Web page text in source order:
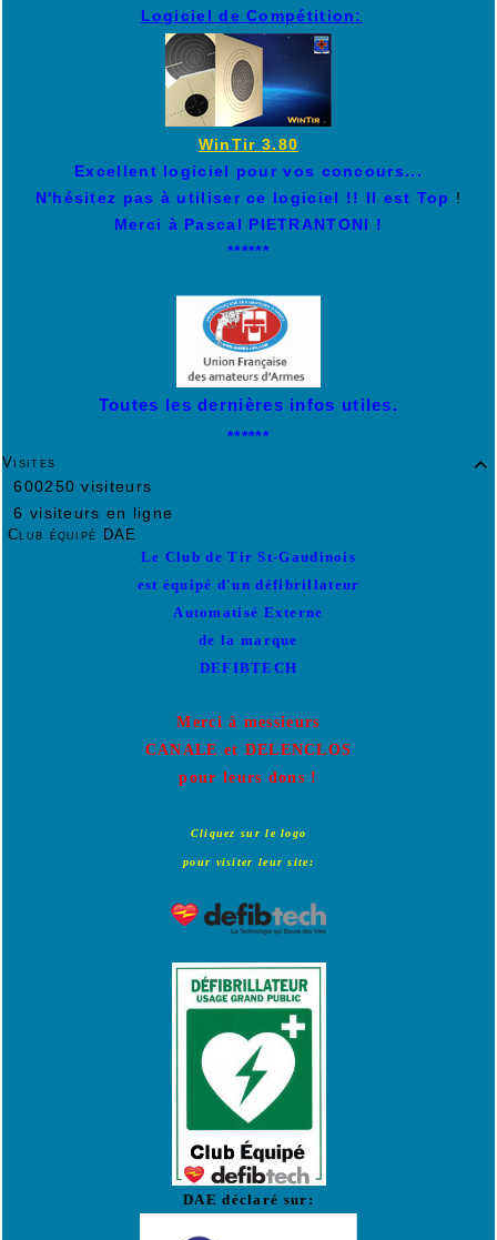
Logiciel de Compétition:
WinTir 3.80
Excellent logiciel pour vos concours...
N'hésitez pas à utiliser ce logiciel !! Il est Top !
Merci à Pascal PIETRANTONI !
******
Toutes les dernières infos utiles.
******

Visites
600250 visiteurs
6 visiteurs en ligne
Club équipé DAE
Le Club de Tir St-Gaudinois
est équipé d'un défibrillateur
Automatisé Externe
de la marque
DEFIBTECH
Merci à messieurs
CANALE et DELENCLOS
pour leurs dons !
Cliquez sur le logo
pour visiter leur site:
DAE déclaré sur: